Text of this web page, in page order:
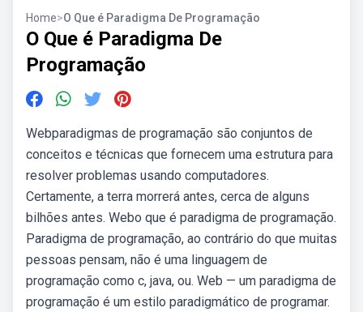
Home>O Que é Paradigma De Programação
O Que é Paradigma De
Programação
Webparadigmas de programação são conjuntos de
conceitos e técnicas que fornecem uma estrutura para
resolver problemas usando computadores.
Certamente, a terra morrerá antes, cerca de alguns
bilhões antes. Webo que é paradigma de programação.
Paradigma de programação, ao contrário do que muitas
pessoas pensam, não é uma linguagem de
programação como c, java, ou. Web — um paradigma de
programação é um estilo paradigmático de programar.